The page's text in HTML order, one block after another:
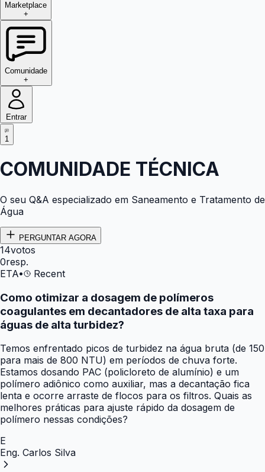
Marketplace
+
Comunidade
+
Entrar
1
COMUNIDADE TÉCNICA
O seu Q&A especializado em Saneamento e Tratamento de
Água
PERGUNTAR AGORA
14votos
0resp.
ETA• Recent
Como otimizar a dosagem de polímeros
coagulantes em decantadores de alta taxa para
águas de alta turbidez?
Temos enfrentado picos de turbidez na água bruta (de 150
para mais de 800 NTU) em períodos de chuva forte.
Estamos dosando PAC (policloreto de alumínio) e um
polímero adiônico como auxiliar, mas a decantação fica
lenta e ocorre arraste de flocos para os filtros. Quais as
melhores práticas para ajuste rápido da dosagem de
polímero nessas condições?
E
Eng. Carlos Silva